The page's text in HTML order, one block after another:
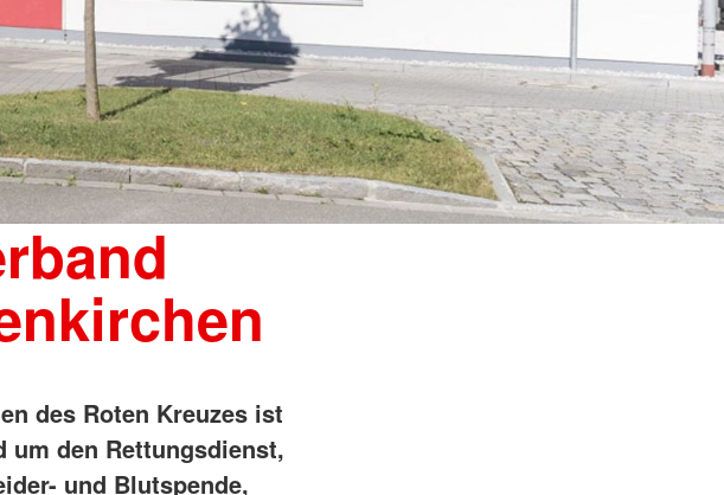
des Roten Kreuzes ist
um den Rettungsdienst,
und Blutspende,